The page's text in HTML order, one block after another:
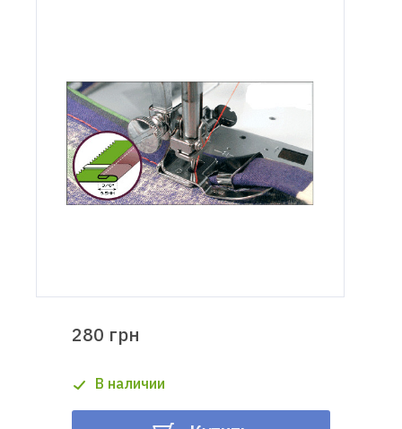
ПЭЧВОРКА
ШВЕЙНЫЕ
АКСЕССУАРЫ
УЦЕНКА
Гарантия
швейной
техники
280 грн
В наличии